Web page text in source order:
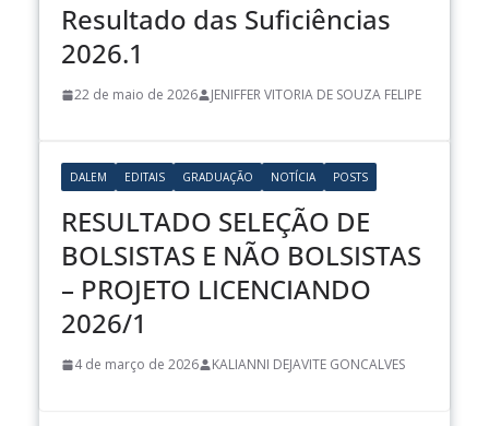
Resultado das Suficiências
2026.1
22 de maio de 2026 JENIFFER VITORIA DE SOUZA FELIPE
DALEM EDITAIS GRADUAÇÃO NOTÍCIA POSTS
RESULTADO SELEÇÃO DE
BOLSISTAS E NÃO BOLSISTAS
– PROJETO LICENCIANDO
2026/1
4 de março de 2026 KALIANNI DEJAVITE GONCALVES